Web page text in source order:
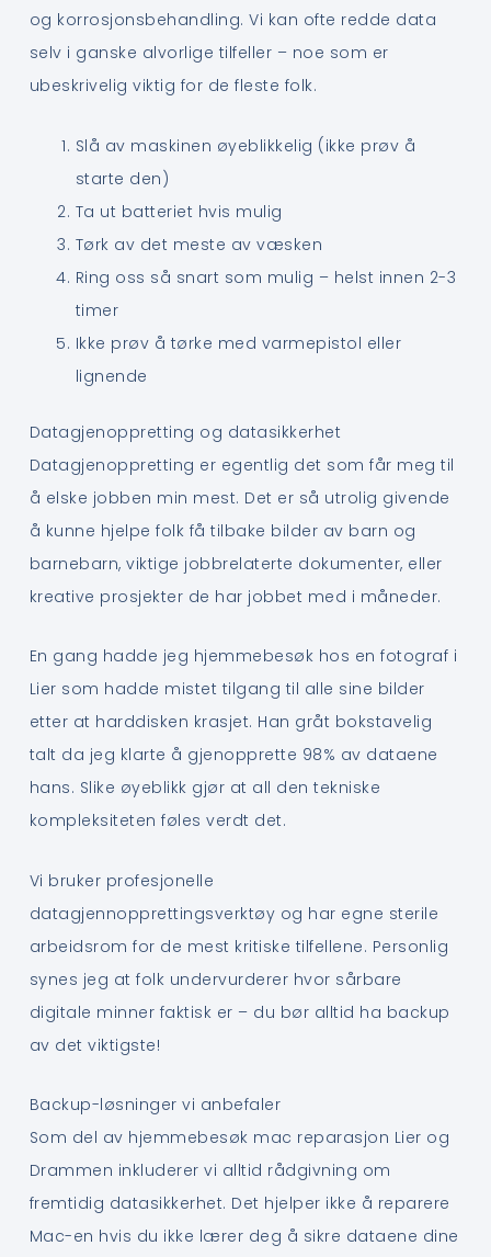
og korrosjonsbehandling. Vi kan ofte redde data
selv i ganske alvorlige tilfeller – noe som er
ubeskrivelig viktig for de fleste folk.
Slå av maskinen øyeblikkelig (ikke prøv å
starte den)
Ta ut batteriet hvis mulig
Tørk av det meste av væsken
Ring oss så snart som mulig – helst innen 2-3
timer
Ikke prøv å tørke med varmepistol eller
lignende
Datagjenoppretting og datasikkerhet
Datagjenoppretting er egentlig det som får meg til
å elske jobben min mest. Det er så utrolig givende
å kunne hjelpe folk få tilbake bilder av barn og
barnebarn, viktige jobbrelaterte dokumenter, eller
kreative prosjekter de har jobbet med i måneder.
En gang hadde jeg hjemmebesøk hos en fotograf i
Lier som hadde mistet tilgang til alle sine bilder
etter at harddisken krasjet. Han gråt bokstavelig
talt da jeg klarte å gjenopprette 98% av dataene
hans. Slike øyeblikk gjør at all den tekniske
kompleksiteten føles verdt det.
Vi bruker profesjonelle
datagjennopprettingsverktøy og har egne sterile
arbeidsrom for de mest kritiske tilfellene. Personlig
synes jeg at folk undervurderer hvor sårbare
digitale minner faktisk er – du bør alltid ha backup
av det viktigste!
Backup-løsninger vi anbefaler
Som del av hjemmebesøk mac reparasjon Lier og
Drammen inkluderer vi alltid rådgivning om
fremtidig datasikkerhet. Det hjelper ikke å reparere
Mac-en hvis du ikke lærer deg å sikre dataene dine